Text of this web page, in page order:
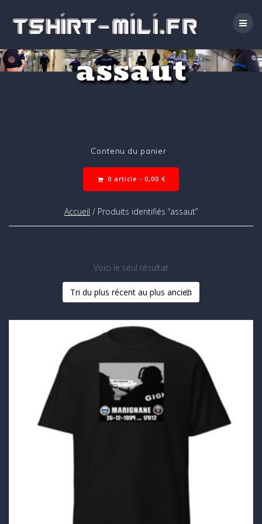
au
contenu
assaut
Contenu du panier :
0 article - 0,00 €
Accueil / Produits identifiés “assaut”
Voici le seul résultat